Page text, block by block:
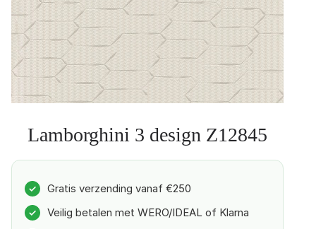
Lamborghini 3 design Z12845
✓ Gratis verzending vanaf €250
✓ Veilig betalen met WERO/IDEAL of Klarna